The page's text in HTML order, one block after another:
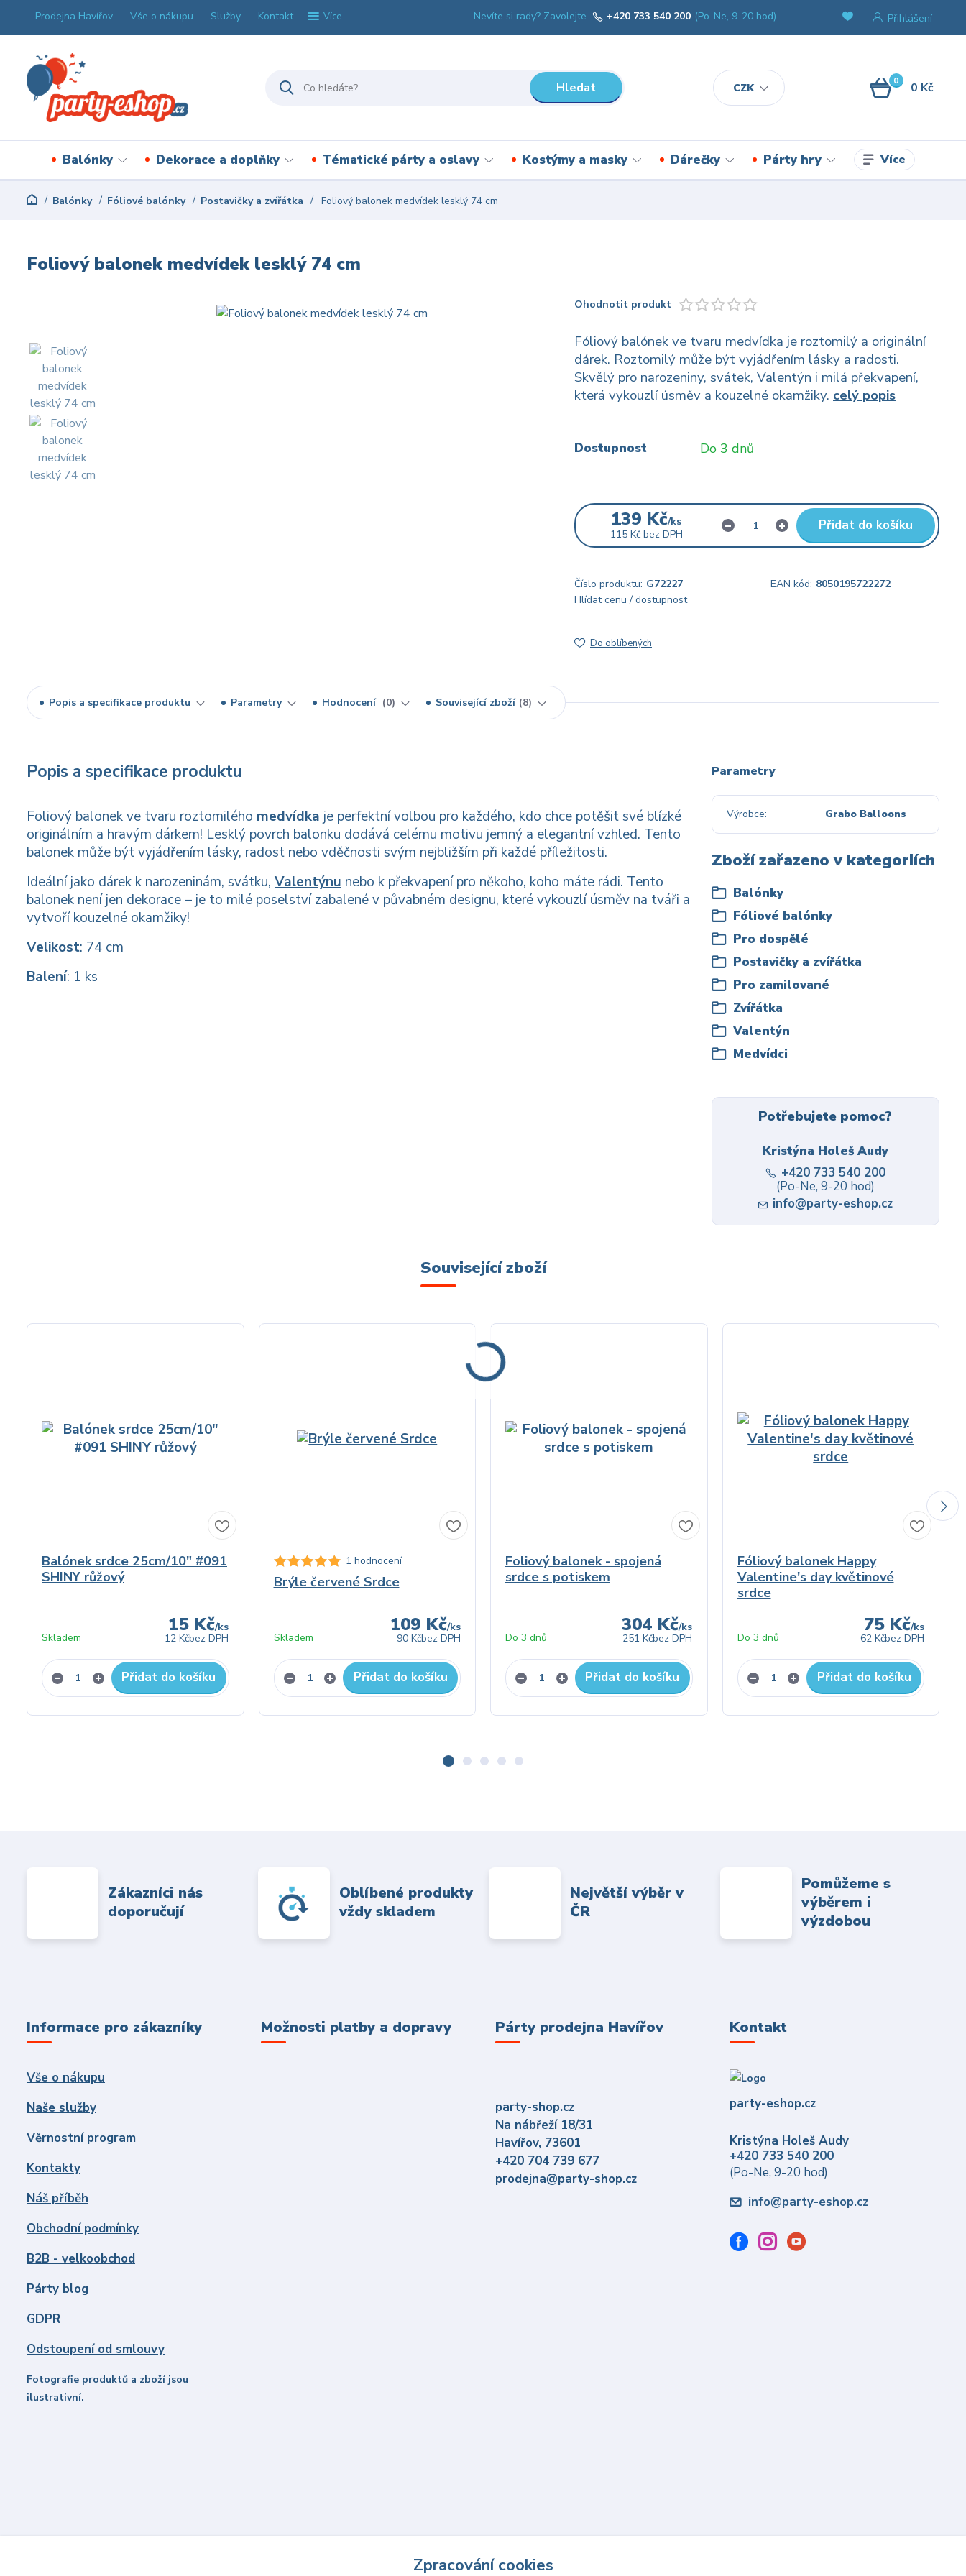
Prodejna Havířov Vše o nákupu Služby Kontakt Více
CZK
Přihlášení
Hledat
Nevíte si rady? Zavolejte. +420 733 540 200 (Po-Ne, 9-20 hod)
0 0 Kč
Balónky Dekorace a doplňky Tématické párty a oslavy Kostýmy a masky Dárečky Párty hry Více
Balónky Fóliové balónky Postavičky a zvířátka Foliový balonek medvídek lesklý 74 cm
Foliový balonek medvídek lesklý 74 cm
Ohodnotit produkt
Fóliový balónek ve tvaru medvídka je roztomilý a originální
dárek. Roztomilý může být vyjádřením lásky a radosti.
Skvělý pro narozeniny, svátek, Valentýn i milá překvapení,
která vykouzlí úsměv a kouzelné okamžiky. celý popis
Dostupnost Do 3 dnů
139 Kč/ks
115 Kč bez DPH
Přidat do košíku
Číslo produktu: G72227 EAN kód: 8050195722272
Hlídat cenu / dostupnost
Do oblíbených
Popis a specifikace produktu Parametry Hodnocení 0 Související zboží 8
Popis a specifikace produktu
Foliový balonek ve tvaru roztomilého medvídka je perfektní volbou pro každého, kdo chce potěšit své blízké
originálním a hravým dárkem! Lesklý povrch balonku dodává celému motivu jemný a elegantní vzhled. Tento
balonek může být vyjádřením lásky, radost nebo vděčnosti svým nejbližším při každé příležitosti.
Ideální jako dárek k narozeninám, svátku, Valentýnu nebo k překvapení pro někoho, koho máte rádi. Tento
balonek není jen dekorace – je to milé poselství zabalené v půvabném designu, které vykouzlí úsměv na tváři a
vytvoří kouzelné okamžiky!
Velikost: 74 cm
Balení: 1 ks
Parametry
Výrobce Grabo Balloons
Zboží zařazeno v kategoriích
Balónky
Fóliové balónky
Pro dospělé
Postavičky a zvířátka
Pro zamilované
Zvířátka
Valentýn
Medvídci
Potřebujete pomoc?
Kristýna Holeš Audy
+420 733 540 200
(Po-Ne, 9-20 hod)
info@party-eshop.cz
Související zboží
Balónek srdce 25cm/10" #091
SHINY růžový
15 Kč/ks
12 Kčbez DPH
Skladem
Přidat do košíku
1 hodnocení
Brýle červené Srdce
109 Kč/ks
90 Kčbez DPH
Skladem
Přidat do košíku
Foliový balonek - spojená
srdce s potiskem
304 Kč/ks
251 Kčbez DPH
Do 3 dnů
Přidat do košíku
Fóliový balonek Happy
Valentine's day květinové
srdce
75 Kč/ks
62 Kčbez DPH
Do 3 dnů
Přidat do košíku
Zákazníci nás
doporučují
Oblíbené produkty
vždy skladem
Největší výběr v
ČR
Pomůžeme s
výběrem i
výzdobou
Informace pro zákazníky
Vše o nákupu
Naše služby
Věrnostní program
Kontakty
Náš příběh
Obchodní podmínky
B2B - velkoobchod
Párty blog
GDPR
Odstoupení od smlouvy
Fotografie produktů a zboží jsou
ilustrativní.
Možnosti platby a dopravy Párty prodejna Havířov
party-shop.cz
Na nábřeží 18/31
Havířov, 73601
+420 704 739 677
prodejna@party-shop.cz
Kontakt
party-eshop.cz
Kristýna Holeš Audy
+420 733 540 200
(Po-Ne, 9-20 hod)
info@party-eshop.cz
Zpracování cookies